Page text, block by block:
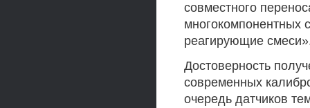
совместного
многокомпонентных
реагирующие
Достоверность
современных
очередь датчиков